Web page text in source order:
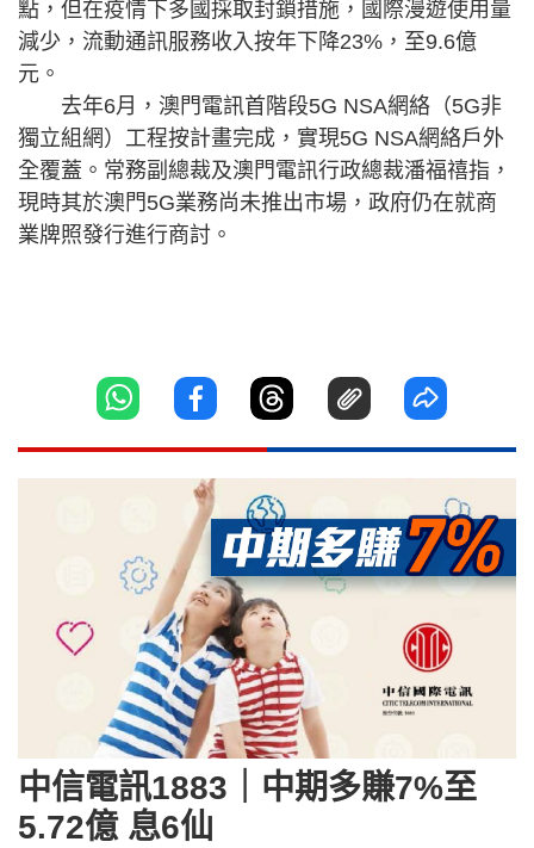
點，但在疫情下多國採取封鎖措施，國際漫遊使用量
減少，流動通訊服務收入按年下降23%，至9.6億
元。
去年6月，澳門電訊首階段5G NSA網絡（5G非
獨立組網）工程按計畫完成，實現5G NSA網絡戶外
全覆蓋。常務副總裁及澳門電訊行政總裁潘福禧指，
現時其於澳門5G業務尚未推出市場，政府仍在就商
業牌照發行進行商討。
中信電訊1883｜中期多賺7%至
5.72億 息6仙